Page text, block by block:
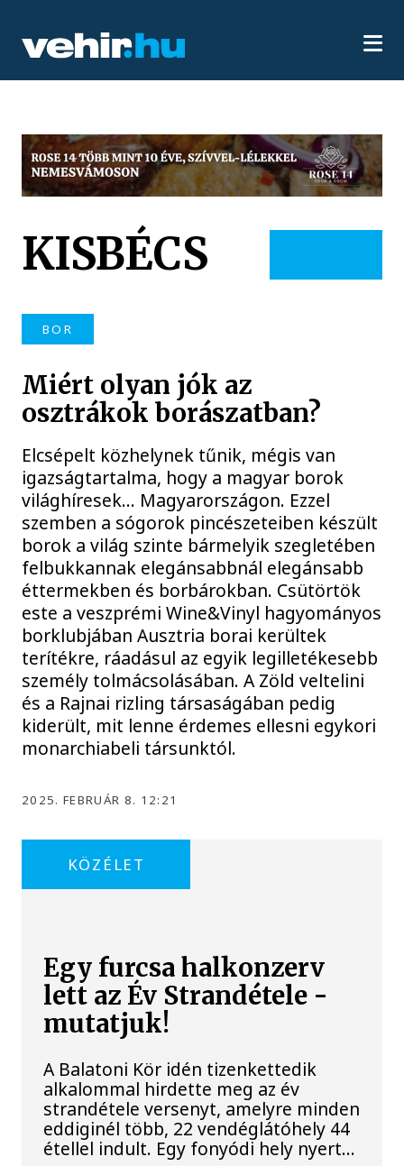
KISBÉCS
BOR
Miért olyan jók az
osztrákok borászatban?
Elcsépelt közhelynek tűnik, mégis van
igazságtartalma, hogy a magyar borok
világhíresek… Magyarországon. Ezzel
szemben a sógorok pincészeteiben készült
borok a világ szinte bármelyik szegletében
felbukkannak elegánsabbnál elegánsabb
éttermekben és borbárokban. Csütörtök
este a veszprémi Wine&Vinyl hagyományos
borklubjában Ausztria borai kerültek
terítékre, ráadásul az egyik legilletékesebb
személy tolmácsolásában. A Zöld veltelini
és a Rajnai rizling társaságában pedig
kiderült, mit lenne érdemes ellesni egykori
monarchiabeli társunktól.
2025. FEBRUÁR 8. 12:21
KÖZÉLET
Egy furcsa halkonzerv
lett az Év Strandétele -
mutatjuk!
A Balatoni Kör idén tizenkettedik
alkalommal hirdette meg az év
strandétele versenyt, amelyre minden
eddiginél több, 22 vendéglátóhely 44
étellel indult. Egy fonyódi hely nyert...